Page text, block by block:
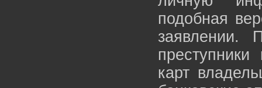
подобная
заявлении.
карт